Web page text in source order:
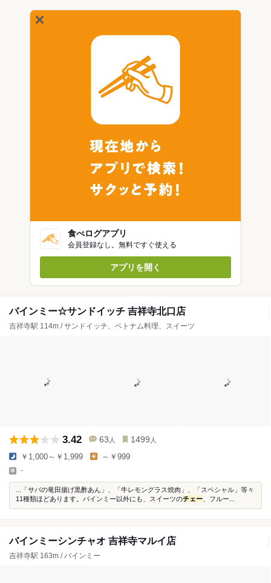
食べログアプリ
会員登録なし。無料ですぐ使える
アプリを開く
バインミー☆サンドイッチ 吉祥寺北口店
吉祥寺駅 114m / サンドイッチ、ベトナム料理、スイーツ
3.42 63 人 1499 人
￥1,000～￥1,999 ～￥999
-
...「サバの竜田揚げ黒酢あん」、「牛レモングラス焼肉」、「スペシャル」等々
11種類ほどあります。バインミー以外にも、スイーツのチェー 、フルー...
バインミーシンチャオ 吉祥寺マルイ店
吉祥寺駅 163m / バインミー